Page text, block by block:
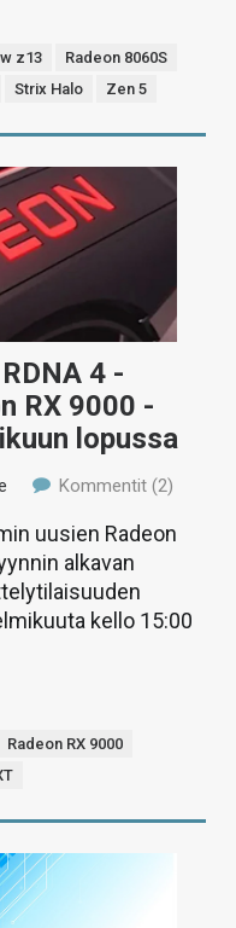
z13
Radeon 8060S
Strix Halo Zen 5
4 -
RX 9000 -
lopussa
Kommentit (2)
uusien Radeon
alkavan
kello 15:00
Radeon RX 9000